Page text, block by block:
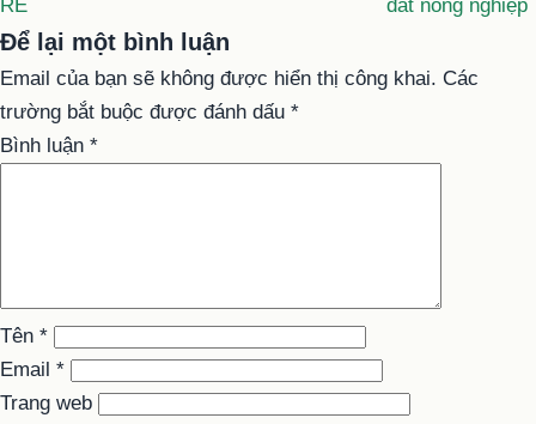
RẺ đất nông nghiệp
Để lại một bình luận
Email của bạn sẽ không được hiển thị công khai. Các
trường bắt buộc được đánh dấu *
Bình luận *
Tên *
Email *
Trang web